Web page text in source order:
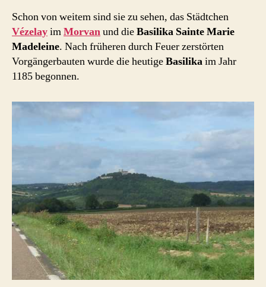
Schon von weitem sind sie zu sehen, das Städtchen
VézelayimMorvanund dieBasilika Sainte Marie
Madeleine. Nach früheren durch Feuer zerstörten
Vorgängerbauten wurde die heutigeBasilikaim Jahr
1185 begonnen.